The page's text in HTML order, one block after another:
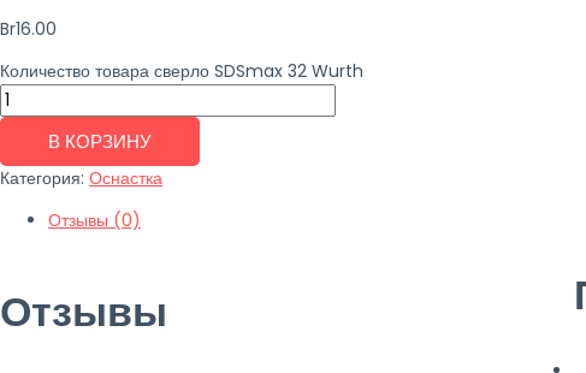
Br16.00
Количество товара сверло SDSmax 32 Wurth
В КОРЗИНУ
Категория: Оснастка
Отзывы (0)
Отзывы